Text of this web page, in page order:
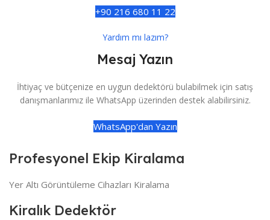
+90 216 680 11 22
Yardım mı lazım?
Mesaj Yazın
İhtiyaç ve bütçenize en uygun dedektörü bulabilmek için satış
danışmanlarımız ile WhatsApp üzerinden destek alabilirsiniz.
WhatsApp'dan Yazın
Profesyonel Ekip Kiralama
Yer Altı Görüntüleme Cihazları Kiralama
Kiralık Dedektör